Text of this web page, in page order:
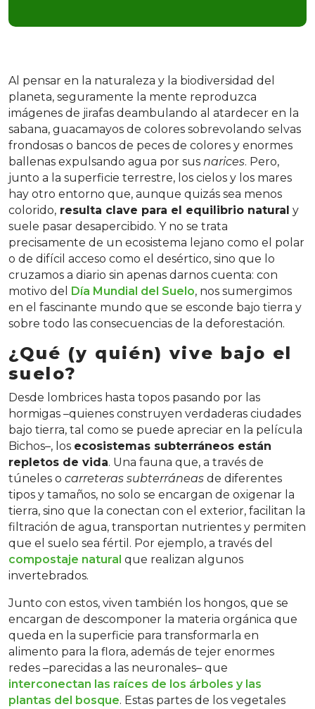
Al pensar en la naturaleza y la biodiversidad del
planeta, seguramente la mente reproduzca
imágenes de jirafas deambulando al atardecer en la
sabana, guacamayos de colores sobrevolando selvas
frondosas o bancos de peces de colores y enormes
ballenas expulsando agua por sus narices. Pero,
junto a la superficie terrestre, los cielos y los mares
hay otro entorno que, aunque quizás sea menos
colorido, resulta clave para el equilibrio natural y
suele pasar desapercibido. Y no se trata
precisamente de un ecosistema lejano como el polar
o de difícil acceso como el desértico, sino que lo
cruzamos a diario sin apenas darnos cuenta: con
motivo del Día Mundial del Suelo, nos sumergimos
en el fascinante mundo que se esconde bajo tierra y
sobre todo las consecuencias de la deforestación.
¿Qué (y quién) vive bajo el
suelo?
Desde lombrices hasta topos pasando por las
hormigas –quienes construyen verdaderas ciudades
bajo tierra, tal como se puede apreciar en la película
Bichos–, los ecosistemas subterráneos están
repletos de vida. Una fauna que, a través de
túneles o carreteras subterráneas de diferentes
tipos y tamaños, no solo se encargan de oxigenar la
tierra, sino que la conectan con el exterior, facilitan la
filtración de agua, transportan nutrientes y permiten
que el suelo sea fértil. Por ejemplo, a través del
compostaje natural que realizan algunos
invertebrados.
Junto con estos, viven también los hongos, que se
encargan de descomponer la materia orgánica que
queda en la superficie para transformarla en
alimento para la flora, además de tejer enormes
redes –parecidas a las neuronales– que
interconectan las raíces de los árboles y las
plantas del bosque. Estas partes de los vegetales